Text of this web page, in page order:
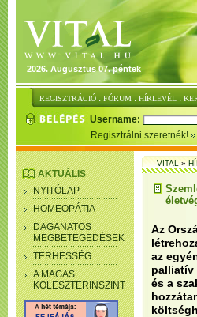
2026. Augusztus 07. péntek
REGISZTRÁCIÓ : FÓRUM : HÍRLEVÉL :
Username:
Regisztrálni szeretnék!
AKTUÁLIS
NYITÓLAP
HOMEOPÁTIA
DAGANATOS
MEGBETEGEDÉSEK
TERHESSÉG
A MAGAS
KOLESZTERINSZINT
VITAL»
Az
az
palliatív
és a